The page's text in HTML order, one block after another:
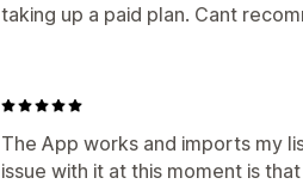
taking up a paid plan. Cant
The App works and imports my
issue with it at this moment is